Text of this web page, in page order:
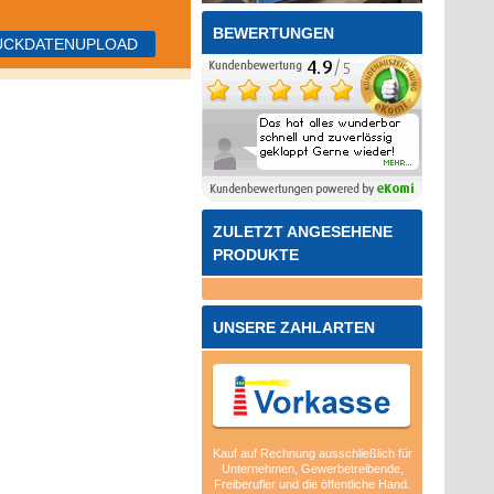
BEWERTUNGEN
ZULETZT ANGESEHENE
PRODUKTE
UNSERE ZAHLARTEN
Kauf auf Rechnung ausschließlich für
Unternehmen, Gewerbetreibende,
Freiberufler und die öffentliche Hand.